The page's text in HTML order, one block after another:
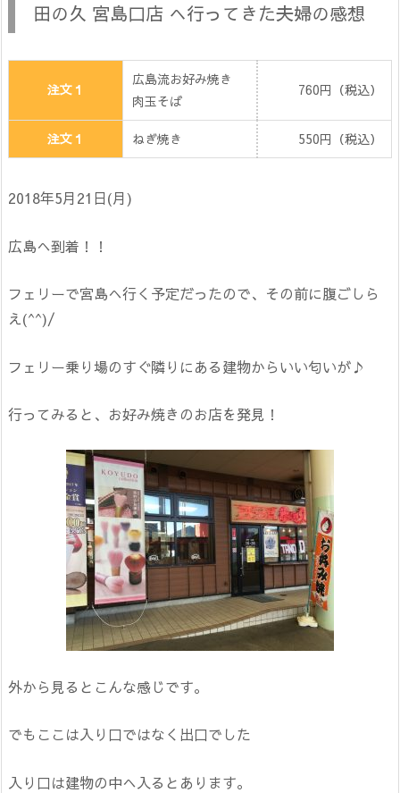
田の久 宮島口店 へ行ってきた夫婦の感想
注文１
広島流お好み焼き
肉玉そば
760円（税込）
注文１ ねぎ焼き 550円（税込）
2018年5月21日(月)
広島へ到着！！
フェリーで宮島へ行く予定だったので、その前に腹ごしら
え(^^)/
フェリー乗り場のすぐ隣りにある建物からいい匂いが♪
行ってみると、お好み焼きのお店を発見！
外から見るとこんな感じです。
でもここは入り口ではなく出口でした
入り口は建物の中へ入るとあります。